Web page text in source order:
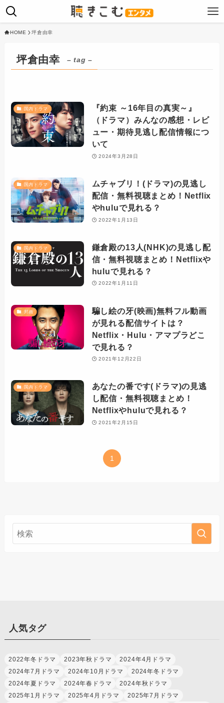
HOME 坪倉由幸
坪倉由幸 – tag –
国内ドラマ
『約束 ～16年目の真実～』
（ドラマ）みんなの感想・レビ
ュー・期待見逃し配信情報につ
いて
2024年3月28日
国内ドラマ
ムチャブリ！(ドラマ)の見逃し
配信・無料視聴まとめ！Netflix
やhuluで見れる？
2022年1月13日
国内ドラマ
鎌倉殿の13人(NHK)の見逃し配
信・無料視聴まとめ！Netflixや
huluで見れる？
2022年1月11日
邦画
騙し絵の牙(映画)無料フル動画
が見れる配信サイトは？
Netflix・Hulu・アマプラどこ
で見れる？
2021年12月22日
国内ドラマ
あなたの番です(ドラマ)の見逃
し配信・無料視聴まとめ！
Netflixやhuluで見れる？
2021年2月15日
1
人気タグ
2022年冬ドラマ 2023年秋ドラマ
2024年4月ドラマ
2024年7月ドラマ
2024年10月ドラマ
2024年冬ドラマ
2024年夏ドラマ
2024年春ドラマ
2024年秋ドラマ
2025年1月ドラマ
2025年4月ドラマ
2025年7月ドラマ